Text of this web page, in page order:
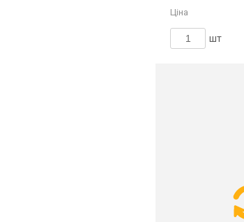
Ціна
шт